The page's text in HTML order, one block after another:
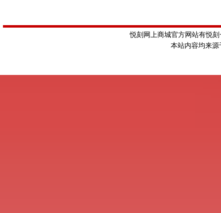
悦刻网上商城官方网站有悦
本站内容均来